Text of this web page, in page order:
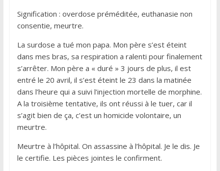
Signification : overdose préméditée, euthanasie non
consentie, meurtre.
La surdose a tué mon papa. Mon père s’est éteint
dans mes bras, sa respiration a ralenti pour finalement
s’arrêter. Mon père a « duré » 3 jours de plus, il est
entré le 20 avril, il s’est éteint le 23 dans la matinée
dans l’heure qui a suivi l’injection mortelle de morphine.
A la troisième tentative, ils ont réussi à le tuer, car il
s’agit bien de ça, c’est un homicide volontaire, un
meurtre.
Meurtre à l’hôpital. On assassine à l’hôpital. Je le dis. Je
le certifie. Les pièces jointes le confirment.